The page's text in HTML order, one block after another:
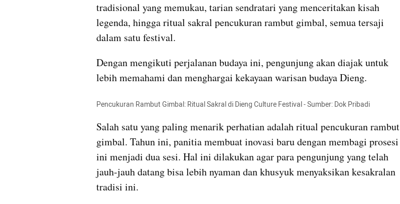
tradisional yang memukau, tarian sendratari yang menceritakan kisah
legenda, hingga ritual sakral pencukuran rambut gimbal, semua tersaji
dalam satu festival.
Dengan mengikuti perjalanan budaya ini, pengunjung akan diajak untuk
lebih memahami dan menghargai kekayaan warisan budaya Dieng.
Pencukuran Rambut Gimbal: Ritual Sakral di Dieng Culture Festival - Sumber: Dok Pribadi
Salah satu yang paling menarik perhatian adalah ritual pencukuran rambut
gimbal. Tahun ini, panitia membuat inovasi baru dengan membagi prosesi
ini menjadi dua sesi. Hal ini dilakukan agar para pengunjung yang telah
jauh-jauh datang bisa lebih nyaman dan khusyuk menyaksikan kesakralan
tradisi ini.